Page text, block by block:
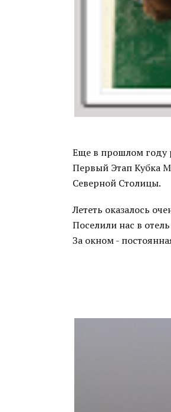
Еще в прошлом году
Первый Этап Кубка
Северной Столицы.
Лететь оказалось
Поселили нас в
За окном -